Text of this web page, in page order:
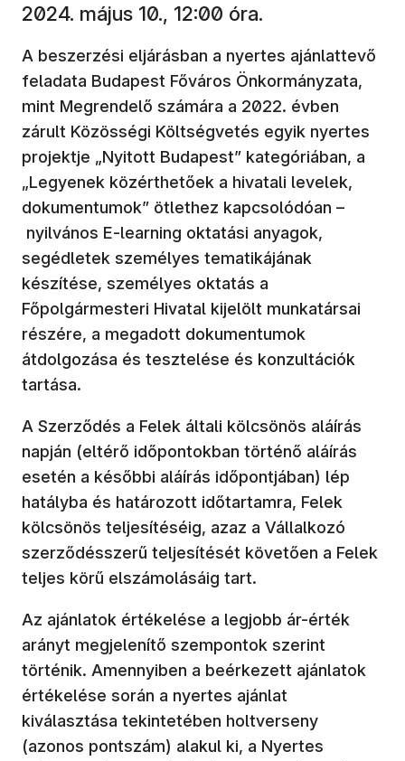
2024. május 10., 12:00 óra.
A beszerzési eljárásban a nyertes ajánlattevő
feladata Budapest Főváros Önkormányzata,
mint Megrendelő számára a 2022. évben
zárult Közösségi Költségvetés egyik nyertes
projektje „Nyitott Budapest” kategóriában, a
„Legyenek közérthetőek a hivatali levelek,
dokumentumok” ötlethez kapcsolódóan –
nyilvános E-learning oktatási anyagok,
segédletek személyes tematikájának
készítése, személyes oktatás a
Főpolgármesteri Hivatal kijelölt munkatársai
részére, a megadott dokumentumok
átdolgozása és tesztelése és konzultációk
tartása.
A Szerződés a Felek általi kölcsönös aláírás
napján (eltérő időpontokban történő aláírás
esetén a későbbi aláírás időpontjában) lép
hatályba és határozott időtartamra, Felek
kölcsönös teljesítéséig, azaz a Vállalkozó
szerződésszerű teljesítését követően a Felek
teljes körű elszámolásáig tart.
Az ajánlatok értékelése a legjobb ár-érték
arányt megjelenítő szempontok szerint
történik. Amennyiben a beérkezett ajánlatok
értékelése során a nyertes ajánlat
kiválasztása tekintetében holtverseny
(azonos pontszám) alakul ki, a Nyertes